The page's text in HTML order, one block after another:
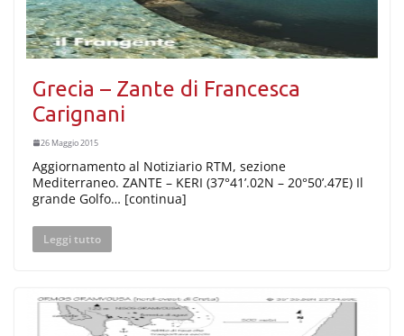
Grecia – Zante di Francesca
Carignani
26 Maggio 2015
Aggiornamento al Notiziario RTM, sezione
Mediterraneo. ZANTE – KERI (37°41’.02N – 20°50’.47E) Il
grande Golfo… [continua]
Leggi tutto